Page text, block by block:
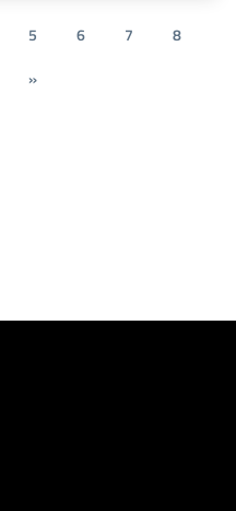
5 6 7
8
»